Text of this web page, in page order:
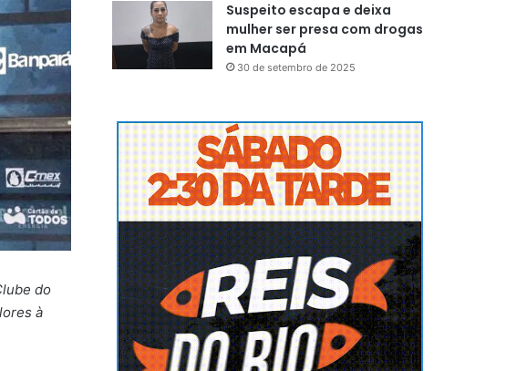
do
à
Suspeito escapa e deixa
mulher ser presa com drogas
em Macapá
30 de setembro de 2025